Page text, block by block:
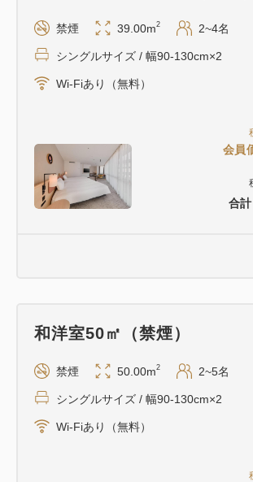
会員
合計
禁煙 39.00m2 2~4名
シングルサイズ / 幅90-130cm×2
Wi-Fiあり（無料）
和洋室50㎡（禁煙）
禁煙 50.00m2 2~5名
シングルサイズ / 幅90-130cm×2
Wi-Fiあり（無料）